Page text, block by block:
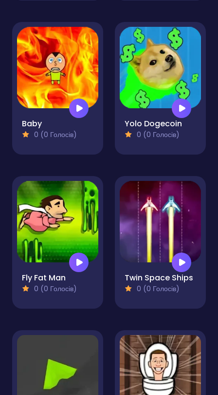
Baby
0 (0 Голосів)
Yolo Dogecoin
0 (0 Голосів)
Fly Fat Man
0 (0 Голосів)
Twin Space Ships
0 (0 Голосів)